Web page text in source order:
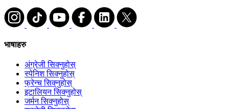
भाषाहरु
अंग्रेजी सिक्नुहोस्
स्पेनिश सिक्नुहोस्
फ्रेन्च सिक्नुहोस्
इटालियन सिक्नुहोस्
जर्मन सिक्नुहोस्